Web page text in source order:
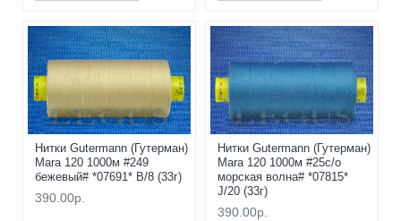
Нитки Gutermann (Гутерман)
Mara 120 1000м #249
бежевый# *07691* B/8 (33г)
390.00р.
Нитки Gutermann (Гутерман)
Mara 120 1000м #25с/о
морская волна# *07815*
J/20 (33г)
390.00р.